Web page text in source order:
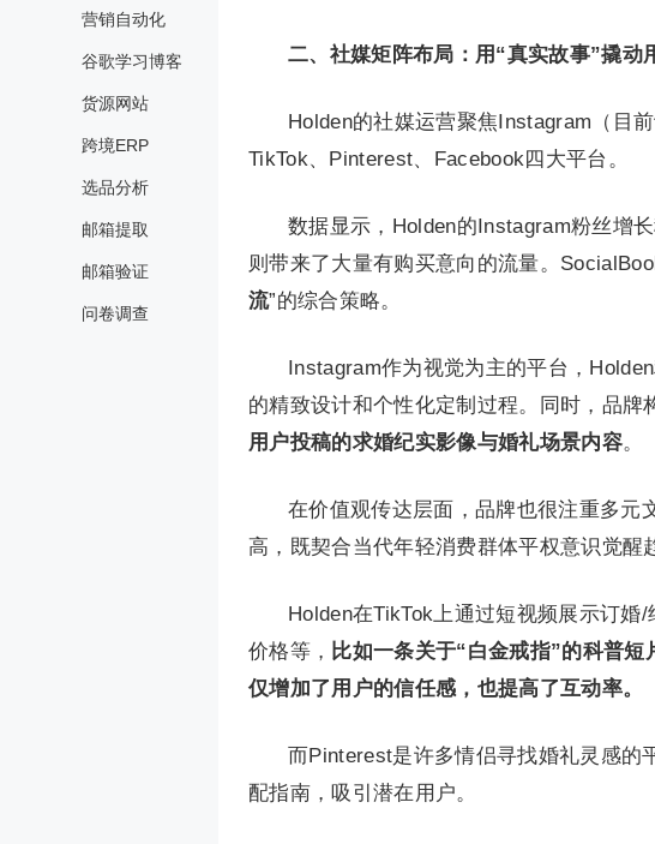
营销自动化
谷歌学习博客
货源网站
跨境ERP
选品分析
邮箱提取
邮箱验证
问卷调查
二、社媒矩阵布局：用“真实故事”撬动
Holden的社媒运营聚焦Instagram（目
TikTok、Pinterest、Facebook四大平台。
数据显示，Holden的Instagram粉丝增
则带来了大量有购买意向的流量。
流”的综合策略。
Instagram作为视觉为主的平台，
的精致设计和个性化定制过程。同时，品牌
用户投稿的求婚纪实影像与婚礼场景内容。
在价值观传达层面，品牌也很注重多元
高，既契合当代年轻消费群体平权意识觉醒
Holden在TikTok上通过短视频展示订婚
价格等， 比如一条关于“白金戒指”的科普
仅增加了用户的信任感，也提高了互动率。
而Pinterest是许多情侣寻找婚礼灵感的
配指南，吸引潜在用户。